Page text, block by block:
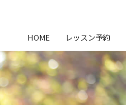
HOME レッスン予約